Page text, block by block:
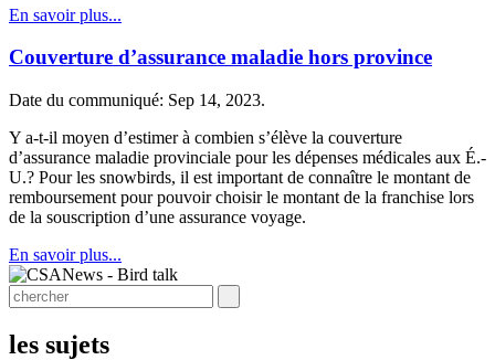
En savoir plus...
Couverture d’assurance maladie hors province
Date du communiqué: Sep 14, 2023.
Y a-t-il moyen d’estimer à combien s’élève la couverture
d’assurance maladie provinciale pour les dépenses médicales aux É.-
U.? Pour les snowbirds, il est important de connaître le montant de
remboursement pour pouvoir choisir le montant de la franchise lors
de la souscription d’une assurance voyage.
En savoir plus...
les sujets